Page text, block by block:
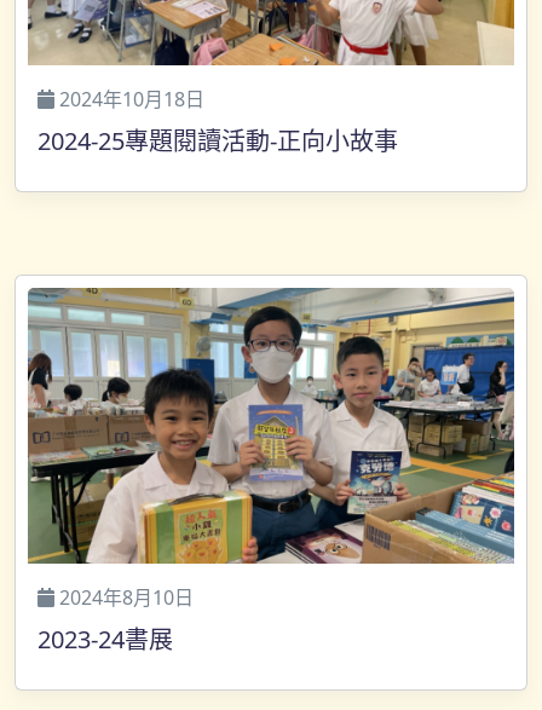
2024年10月18日
2024-25專題閱讀活動-正向小故事
2024年8月10日
2023-24書展